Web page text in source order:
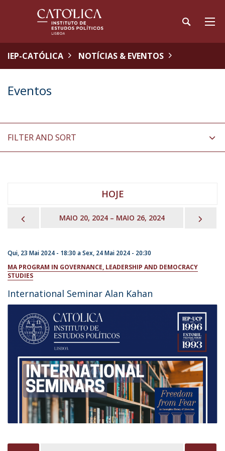
IEP-CATÓLICA NOTÍCIAS & EVENTOS
Eventos
FILTER AND SORT
HOJE
PREVIOUSMAIO 20, 2024 – MAIO 26, 2024
Qui, 23 Mai 2024 - 18:30 aSex, 24 Mai 2024 - 20:30
MA PROGRAM IN GOVERNANCE, LEADERSHIP AND DEMOCRACY
STUDIES
International Seminar Alan Kahan